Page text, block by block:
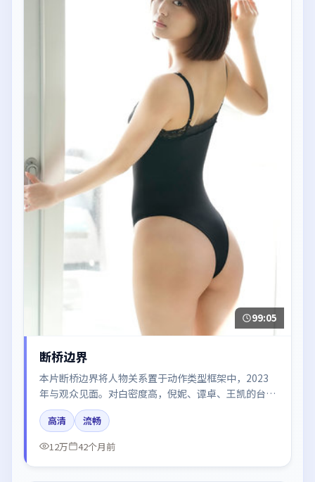
99:05
断桥边界
本片断桥边界将人物关系置于动作类型框架中，2023
年与观众见面。对白密度高，倪妮、谭卓、王凯的台词
节奏值得关注；整体气质偏泰国都市与冷色调摄影。
高清
流畅
12万
42个月前